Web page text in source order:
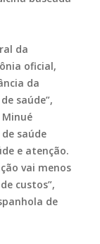
da
oficial,
da
saúde”,
saúde
e atenção.
vai menos
custos”,
de